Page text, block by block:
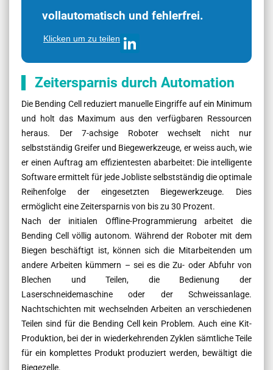
vollautomatisch und fehlerfrei.
Klicken um zu teilen
Zeitersparnis durch Automation
Die Bending Cell reduziert manuelle Eingriffe auf ein Minimum
und holt das Maximum aus den verfügbaren Ressourcen
heraus. Der 7-achsige Roboter wechselt nicht nur
selbstständig Greifer und Biegewerkzeuge, er weiss auch, wie
er einen Auftrag am effizientesten abarbeitet: Die intelligente
Software ermittelt für jede Jobliste selbstständig die optimale
Reihenfolge der eingesetzten Biegewerkzeuge. Dies
ermöglicht eine Zeitersparnis von bis zu 30 Prozent.
Nach der initialen Offline-Programmierung arbeitet die
Bending Cell völlig autonom. Während der Roboter mit dem
Biegen beschäftigt ist, können sich die Mitarbeitenden um
andere Arbeiten kümmern – sei es die Zu- oder Abfuhr von
Blechen und Teilen, die Bedienung der
Laserschneidemaschine oder der Schweissanlage.
Nachtschichten mit wechselnden Arbeiten an verschiedenen
Teilen sind für die Bending Cell kein Problem. Auch eine Kit-
Produktion, bei der in wiederkehrenden Zyklen sämtliche Teile
für ein komplettes Produkt produziert werden, bewältigt die
Biegezelle.